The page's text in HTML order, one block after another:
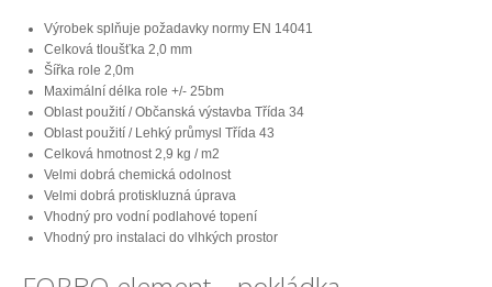
Výrobek splňuje požadavky normy EN 14041
Celková tloušťka 2,0 mm
Šířka role 2,0m
Maximální délka role +/- 25bm
Oblast použití / Občanská výstavba Třída 34
Oblast použití / Lehký průmysl Třída 43
Celková hmotnost 2,9 kg / m2
Velmi dobrá chemická odolnost
Velmi dobrá protiskluzná úprava
Vhodný pro vodní podlahové topení
Vhodný pro instalaci do vlhkých prostor